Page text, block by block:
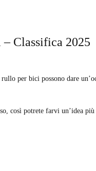
Classifica 2025
per bici possono dare
così potrete farvi un’idea